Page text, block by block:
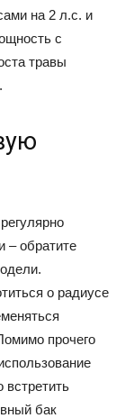
на 2 л.с. и
с
травы
– обратите
о радиусе
прочего
бак